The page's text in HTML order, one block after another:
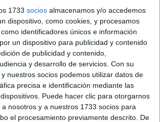
1733 socios almacenamos y/o accedemos
dispositivo, como cookies, y procesamos
identificadores únicos e información
un dispositivo para publicidad y contenido
de publicidad y contenido,
y desarrollo de servicios. Con su
nuestros socios podemos utilizar datos de
precisa e identificación mediante las
Puede hacer clic para otorgarnos
nosotros y a nuestros 1733 socios para
el procesamiento previamente descrito. De
que se conociera que el país sería
delMundial de Fútbol 2030.
Coalition explica que si bien no es
señalando que “cada año se matan
perros callejeros”, explican que
anunció que el país sería coanfitrión de
2030junto con España y Portugal,
y bárbaras han aumentado”.